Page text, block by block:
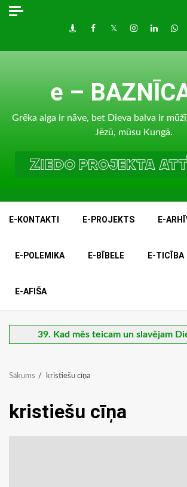
Skip
DraugiemFacebook
TwitterInstagram
LinkedIn
e –
Grēka alga ir nāve, bet Dieva balva ir
Jēzū, mūsu Kungā.
E-KONTAKTI E-PROJEKTS E-
E-POLEMIKA E-BĪBELE E-TICĪBA
E-AFIŠA
39. Kad mēs teicam un slavējam
Sākums kristiešu cīņa
kristiešu cīņa